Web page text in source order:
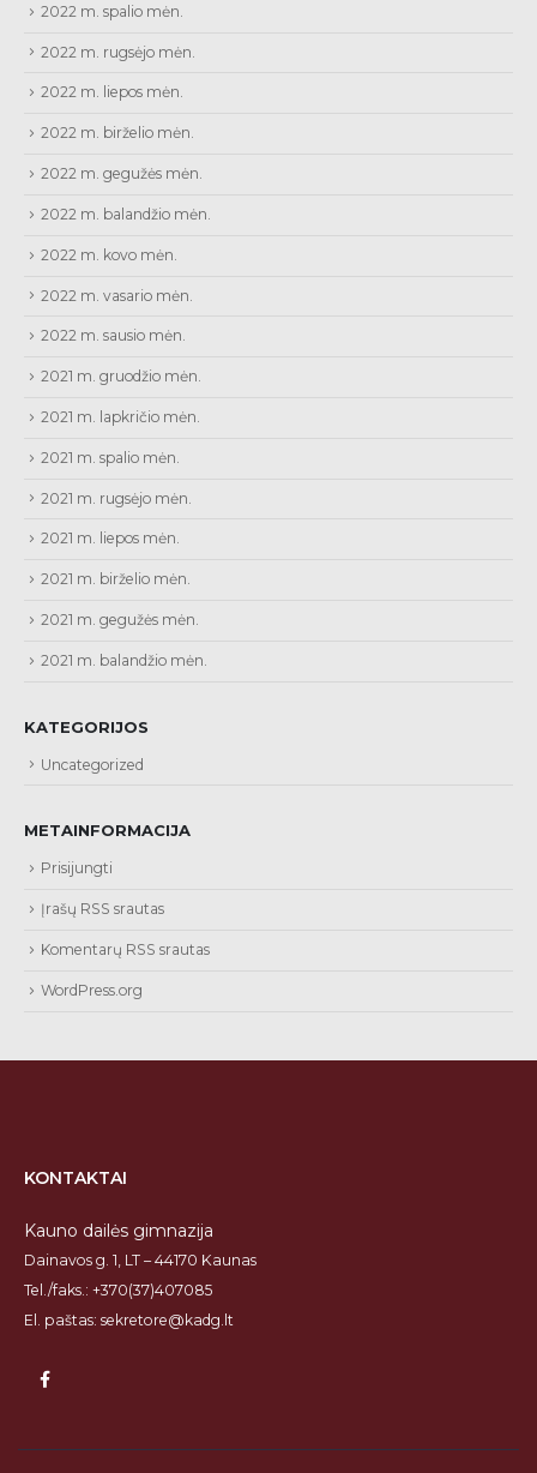
2022 m. spalio mėn.
2022 m. rugsėjo mėn.
2022 m. liepos mėn.
2022 m. birželio mėn.
2022 m. gegužės mėn.
2022 m. balandžio mėn.
2022 m. kovo mėn.
2022 m. vasario mėn.
2022 m. sausio mėn.
2021 m. gruodžio mėn.
2021 m. lapkričio mėn.
2021 m. spalio mėn.
2021 m. rugsėjo mėn.
2021 m. liepos mėn.
2021 m. birželio mėn.
2021 m. gegužės mėn.
2021 m. balandžio mėn.
KATEGORIJOS
Uncategorized
METAINFORMACIJA
Prisijungti
Įrašų RSS srautas
Komentarų RSS srautas
WordPress.org
KONTAKTAI
Kauno dailės gimnazija
Dainavos g. 1, LT – 44170 Kaunas
Tel./faks.: +370(37)407085
El. paštas: sekretore@kadg.lt